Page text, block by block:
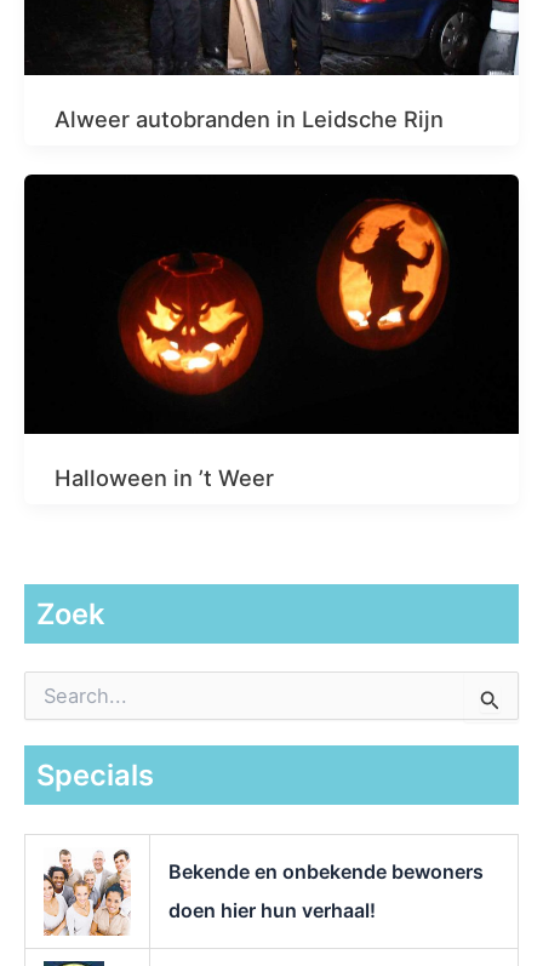
Alweer autobranden in Leidsche Rijn
Halloween in ’t Weer
Zoek
a
Specials
Bekende en onbekende bewoners
doen hier hun verhaal!